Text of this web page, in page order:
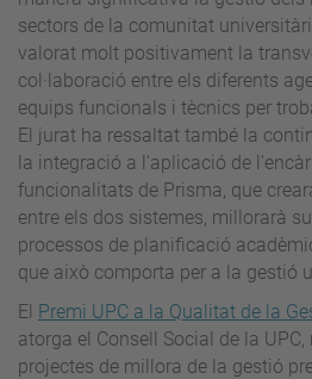
sectors de la comunitat
valorat molt positivament la
col·laboració entre els diferents
equips funcionals i tècnics per
El jurat ha ressaltat també la
la integració a l'aplicació de
funcionalitats de Prisma, que
entre els dos sistemes, millorarà
processos de planificació
que això comporta per a la gestió
El Premi UPC a la Qualitat de la
atorga el Consell Social de la
projectes de millora de la gestió